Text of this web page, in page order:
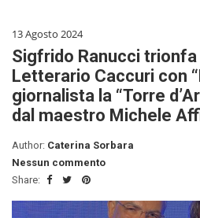
13 Agosto 2024
Sigfrido Ranucci trionfa
Letterario Caccuri con
giornalista la “Torre
dal maestro Michele
Author: Caterina Sorbara
Nessun commento
Share: